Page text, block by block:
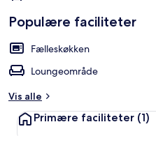
Populære faciliteter
Fælleskøkken
Loungeområde
Vis alle
Primære faciliteter (1)